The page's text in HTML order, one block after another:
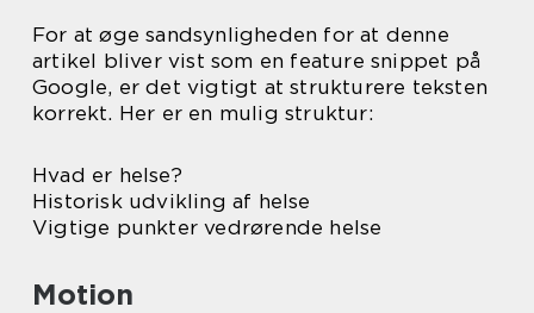
For at øge sandsynligheden for at denne
artikel bliver vist som en feature snippet på
Google, er det vigtigt at strukturere teksten
korrekt. Her er en mulig struktur:
Hvad er helse?
Historisk udvikling af helse
Vigtige punkter vedrørende helse
Motion